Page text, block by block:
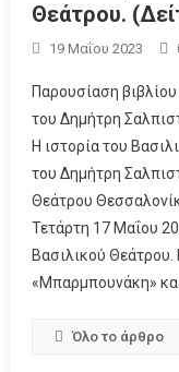
Θεάτρου.
19 Μαΐου 2023
Παρουσίαση
του Δημήτρη
Η ιστορία του
του Δημήτρη
Θεάτρου
Τετάρτη 17 Μαΐου
Βασιλικού
«Μπαρμπουνάκη» και
Όλο το άρθρο